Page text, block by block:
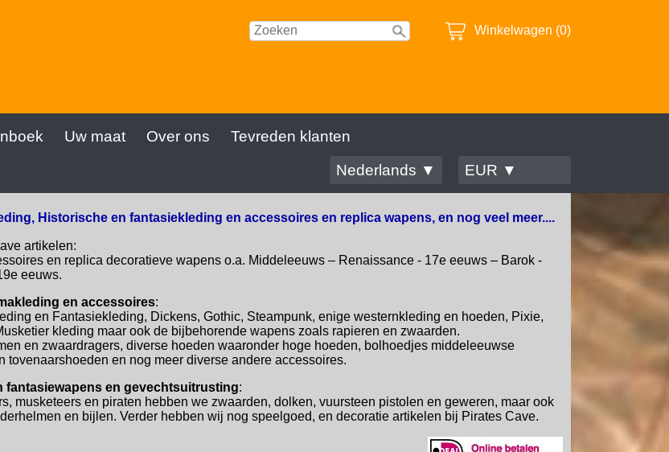
Winkelwagen (0)
Uw maat Over ons
Tevreden klanten
Nederlands ▼
EUR ▼
Historische en fantasiekleding en accessoires en replica wapens, en nog veel meer....
artikelen:
en replica decoratieve wapens o.a. Middeleeuws – Renaissance - 17e eeuws – Barok -
eeuws.
en accessoires:
en Fantasiekleding, Dickens, Gothic, Steampunk, enige westernkleding en hoeden, Pixie,
kleding maar ook de bijbehorende wapens zoals rapieren en zwaarden.
en zwaardragers, diverse hoeden waaronder hoge hoeden, bolhoedjes middeleeuwse
tovenaarshoeden en nog meer diverse andere accessoires.
fantasiewapens en gevechtsuitrusting:
musketeers en piraten hebben we zwaarden, dolken, vuursteen pistolen en geweren, maar ook
en bijlen. Verder hebben wij nog speelgoed, en decoratie artikelen bij Pirates Cave.